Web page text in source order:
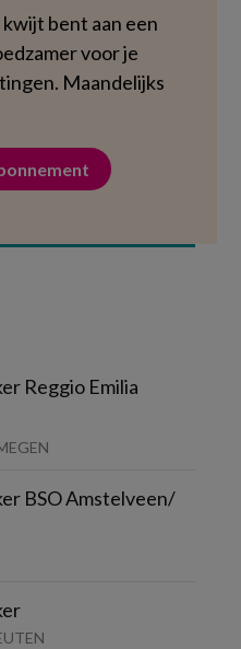
bent aan een
voor je
Maandelijks
Reggio Emilia
BSO Amstelveen/